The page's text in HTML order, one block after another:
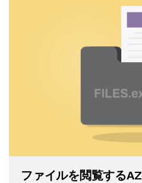
ファイルを閲覧するAZ